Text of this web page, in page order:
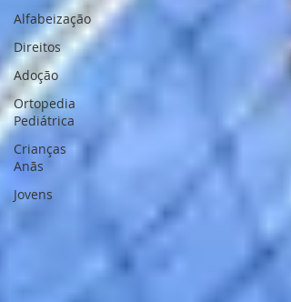
Alfabeização
Direitos
Adoção
Ortopedia
Pediátrica
Crianças
Anãs
Jovens